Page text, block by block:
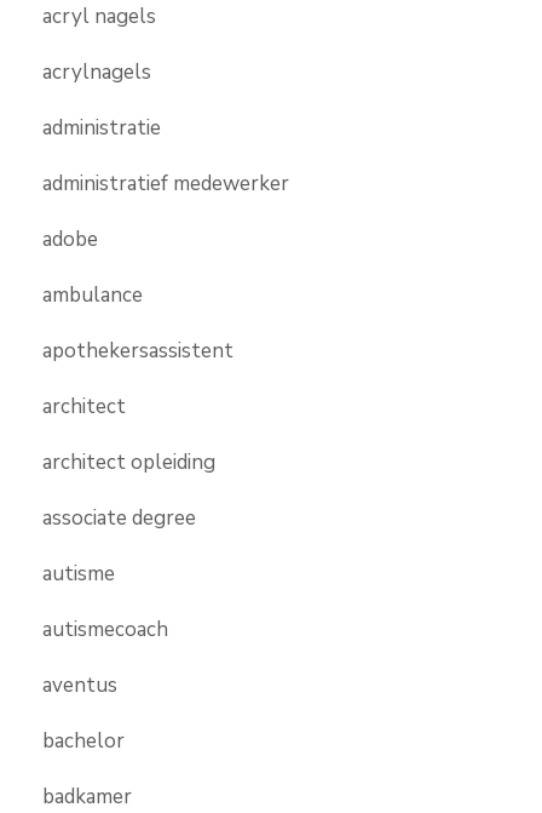
acryl nagels
acrylnagels
administratie
administratief medewerker
adobe
ambulance
apothekersassistent
architect
architect opleiding
associate degree
autisme
autismecoach
aventus
bachelor
badkamer